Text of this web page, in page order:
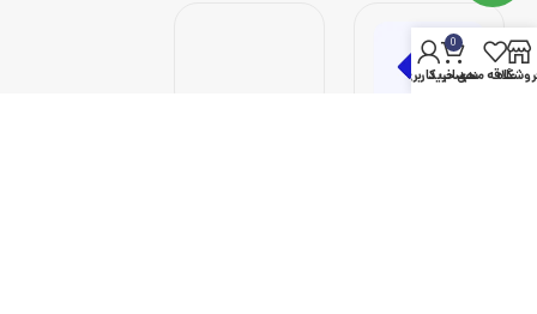
علاقه مندی
0
سبد خرید
حساب کاربری من